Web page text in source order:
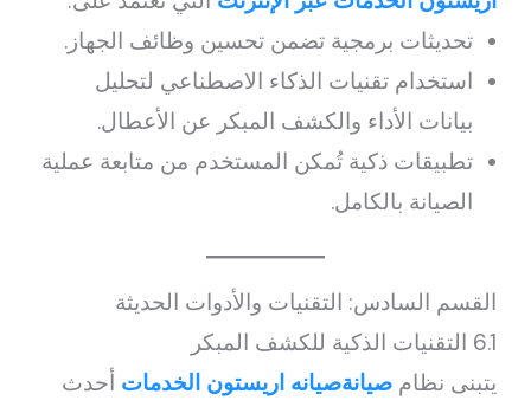
تحديثات برمجية تضمن تحسين وظائف الجهاز.
استخدام تقنيات الذكاء الاصطناعي لتحليل
بيانات الأداء والكشف المبكر عن الأعطال.
تطبيقات ذكية تُمكن المستخدم من متابعة عملية
الصيانة بالكامل.
القسم السادس: التقنيات والأدوات الحديثة
6.1 التقنيات الذكية للكشف المبكر
يتبنى نظامصيانةصيانه اريستون الخدمات أحدث